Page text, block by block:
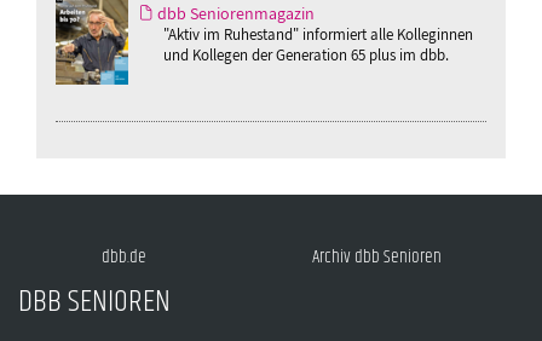
dbb Seniorenmagazin
"Aktiv im Ruhestand" informiert alle Kolleginnen
und Kollegen der Generation 65 plus im dbb.
dbb.de Archiv dbb Senioren
DBB SENIOREN